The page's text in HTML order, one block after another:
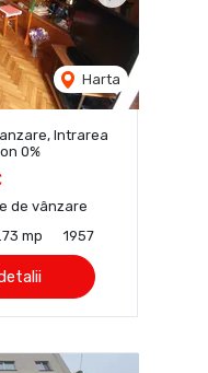
Harta
Intrarea
0%
de vânzare
mp 1957